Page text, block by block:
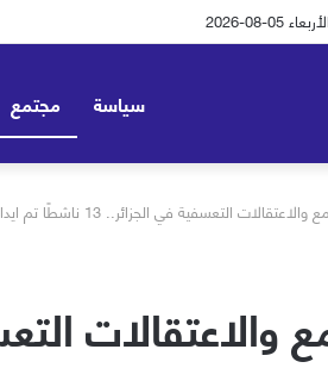
08-2026
سياسة مجتمع
التعسفية في الجزائر.. 13 ناشطًا تم ايداعهم السجن
التعسفية في